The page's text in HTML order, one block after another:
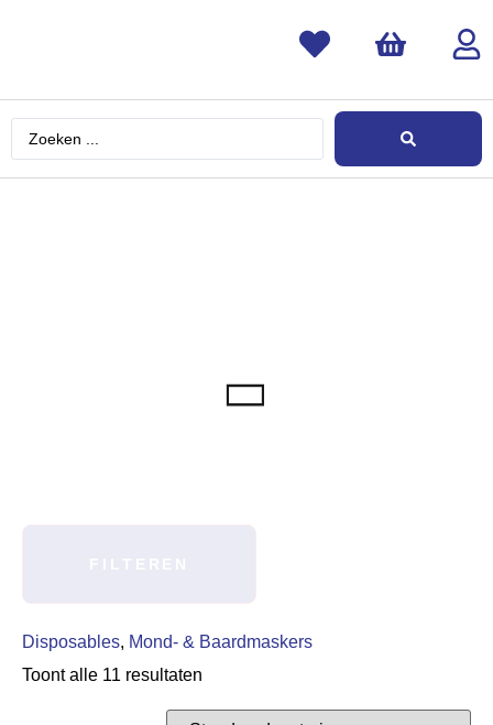
Disposables, Mond- & Baardmaskers
Toont alle 11 resultaten